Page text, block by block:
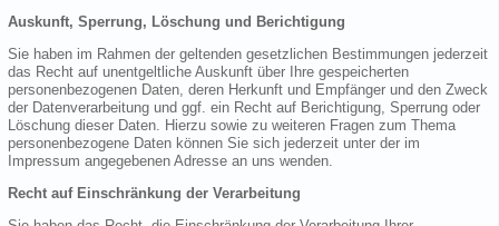
Auskunft, Sperrung, Löschung und Berichtigung
Sie haben im Rahmen der geltenden gesetzlichen Bestimmungen jederzeit
das Recht auf unentgeltliche Auskunft über Ihre gespeicherten
personenbezogenen Daten, deren Herkunft und Empfänger und den Zweck
der Datenverarbeitung und ggf. ein Recht auf Berichtigung, Sperrung oder
Löschung dieser Daten. Hierzu sowie zu weiteren Fragen zum Thema
personenbezogene Daten können Sie sich jederzeit unter der im
Impressum angegebenen Adresse an uns wenden.
Recht auf Einschränkung der Verarbeitung